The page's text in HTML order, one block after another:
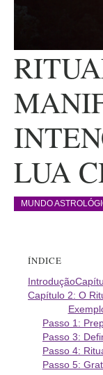
LUA
MUNDO
ÍNDICE
Introdução
Capítulo 2: O
Passo 1:
Passo 3:
Passo 4:
Passo 5: